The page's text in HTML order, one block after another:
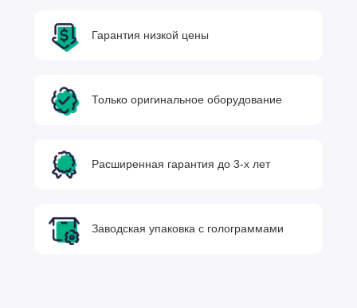
Гарантия низкой цены
Только оригинальное оборудование
Расширенная гарантия до 3-х лет
Заводская упаковка с голограммами